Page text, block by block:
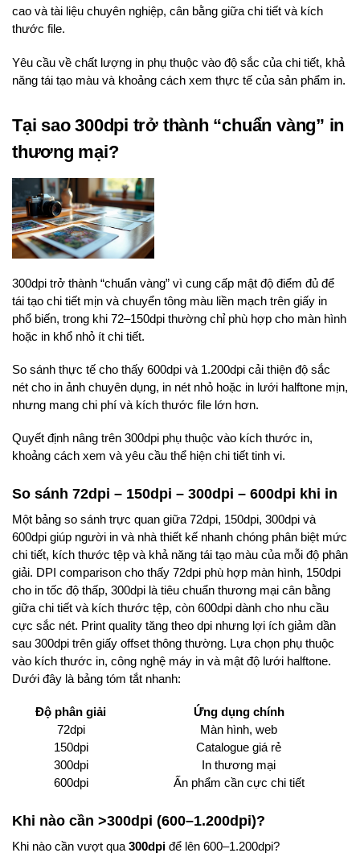
cao và tài liệu chuyên nghiệp, cân bằng giữa chi tiết và kích
thước file.
Yêu cầu về chất lượng in phụ thuộc vào độ sắc của chi tiết, khả
năng tái tạo màu và khoảng cách xem thực tế của sản phẩm in.
Tại sao 300dpi trở thành “chuẩn vàng” in
thương mại?
300dpi trở thành “chuẩn vàng” vì cung cấp mật độ điểm đủ để
tái tạo chi tiết mịn và chuyển tông màu liền mạch trên giấy in
phổ biến, trong khi 72–150dpi thường chỉ phù hợp cho màn hình
hoặc in khổ nhỏ ít chi tiết.
So sánh thực tế cho thấy 600dpi và 1.200dpi cải thiện độ sắc
nét cho in ảnh chuyên dụng, in nét nhỏ hoặc in lưới halftone mịn,
nhưng mang chi phí và kích thước file lớn hơn.
Quyết định nâng trên 300dpi phụ thuộc vào kích thước in,
khoảng cách xem và yêu cầu thể hiện chi tiết tinh vi.
So sánh 72dpi – 150dpi – 300dpi – 600dpi khi in
Một bảng so sánh trực quan giữa 72dpi, 150dpi, 300dpi và
600dpi giúp người in và nhà thiết kế nhanh chóng phân biệt mức
chi tiết, kích thước tệp và khả năng tái tạo màu của mỗi độ phân
giải. DPI comparison cho thấy 72dpi phù hợp màn hình, 150dpi
cho in tốc độ thấp, 300dpi là tiêu chuẩn thương mại cân bằng
giữa chi tiết và kích thước tệp, còn 600dpi dành cho nhu cầu
cực sắc nét. Print quality tăng theo dpi nhưng lợi ích giảm dần
sau 300dpi trên giấy offset thông thường. Lựa chọn phụ thuộc
vào kích thước in, công nghệ máy in và mật độ lưới halftone.
Dưới đây là bảng tóm tắt nhanh:
Độ phân giải
Ứng dụng chính
72dpi
Màn hình, web
150dpi
Catalogue giá rẻ
300dpi
In thương mại
600dpi
Ấn phẩm cần cực chi tiết
Khi nào cần >300dpi (600–1.200dpi)?
Khi nào cần vượt qua 300dpi để lên 600–1.200dpi?